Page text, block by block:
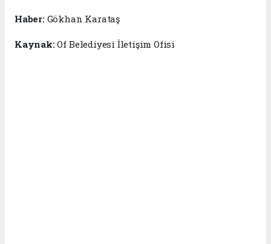
Haber: Gökhan Karataş
Kaynak:Of Belediyesi İletişim Ofisi